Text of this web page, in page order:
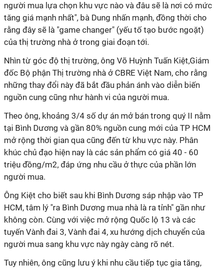
người mua lựa chọn khu vực nào và đâu sẽ là nơi có mức
tăng giá mạnh nhất", bà Dung nhấn mạnh, đồng thời cho
rằng đây sẽ là "game changer" (yếu tố tạo bước ngoặt)
của thị trường nhà ở trong giai đoạn tới.
Nhìn từ góc độ thị trường, ông Võ Huỳnh Tuấn Kiệt,Giám
đốc Bộ phận Thị trường nhà ở CBRE Việt Nam, cho rằng
những thay đổi này đã bắt đầu phản ánh vào diễn biến
nguồn cung cũng như hành vi của người mua.
Theo ông, khoảng 3/4 số dự án mở bán trong quý II nằm
tại Bình Dương và gần 80% nguồn cung mới của TP HCM
mở rộng thời gian qua cũng đến từ khu vực này. Phân
khúc chủ đạo hiện nay là các sản phẩm có giá 40 - 60
triệu đồng/m2, đáp ứng nhu cầu ở thực của phần lớn
người mua.
Ông Kiệt cho biết sau khi Bình Dương sáp nhập vào TP
HCM, tâm lý "ra Bình Dương mua nhà là ra tỉnh" gần như
không còn. Cùng với việc mở rộng Quốc lộ 13 và các
tuyến Vành đai 3, Vành đai 4, xu hướng dịch chuyển của
người mua sang khu vực này ngày càng rõ nét.
Tuy nhiên, ông cũng lưu ý khi nhu cầu tiếp tục gia tăng,